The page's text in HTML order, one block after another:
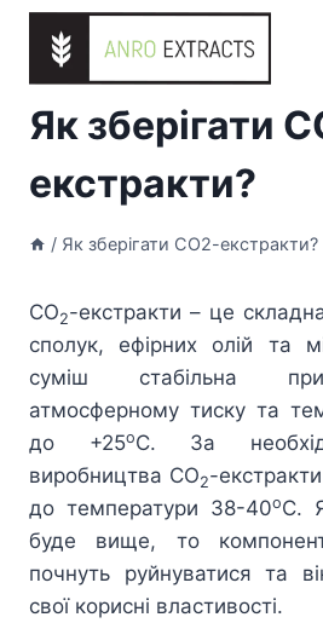
Перейти
вмісту
Як зберігати
екстракти?
/ Як зберігати СО2-екстракти?
СО2-екстракти – це
сполук, ефірних олій та
суміш стабільна
атмосферному тиску та
до +25оС. За
виробництва СО2-
до температури 38-40оС.
буде вище, то
почнуть руйнуватися та
свої корисні властивості.